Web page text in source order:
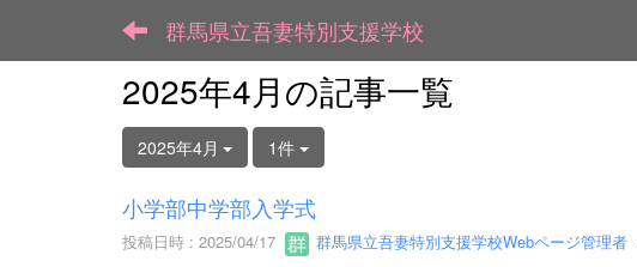
群馬県立吾妻特別支援学校
2025年4月の記事一覧
2025年4月 1件
小学部中学部入学式
投稿日時 : 2025/04/17 群馬県立吾妻特別支援学校Webページ管理者